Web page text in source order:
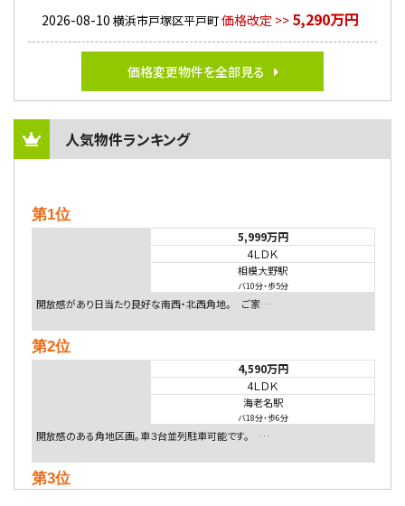
2026-08-10 横浜市戸塚区平戸町価格改定 >> 5,290万円
価格変更物件を全部見る
人気物件ランキング
第1位
5,999万円
4ＬＤＫ
相模大野駅
バ10分・歩5分
開放感があり日当たり良好な南西・北西角地。 ご家…
第2位
4,590万円
4ＬＤＫ
海老名駅
バ18分・歩6分
開放感のある角地区画。車３台並列駐車可能です。 …
第3位